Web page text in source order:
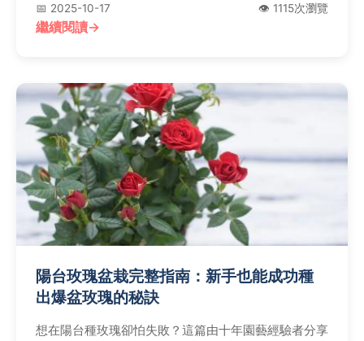
餐方便性等，讓你輕鬆規劃完美旅程！
📅 2025-10-17 👁️ 1115次瀏覽
繼續閱讀
陽台玫瑰盆栽完整指南：新手也能成功種
出爆盆玫瑰的秘訣
想在陽台種玫瑰卻怕失敗？這篇由十年園藝經驗者分享